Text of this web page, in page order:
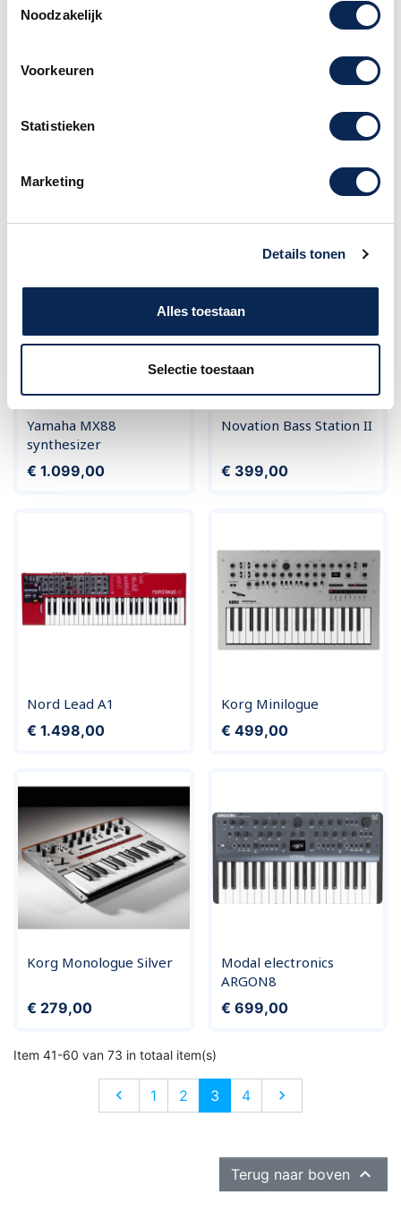
Noodzakelijk
Voorkeuren
Statistieken
Marketing
Details tonen
Alles toestaan
Selectie toestaan
Prijs
€ 139,00
Yamaha MX88
synthesizer
Prijs
€ 1.099,00
Novation Bass Station II
Prijs
€ 399,00
Nord Lead A1
Prijs
€ 1.498,00
Korg Minilogue
Prijs
€ 499,00
Korg Monologue Silver
Prijs
€ 279,00
Modal electronics
ARGON8
Prijs
€ 699,00
Item 41-60 van 73 in totaal item(s)
Vorige
 1 2 3 4 Volgende

Terug naar boven 